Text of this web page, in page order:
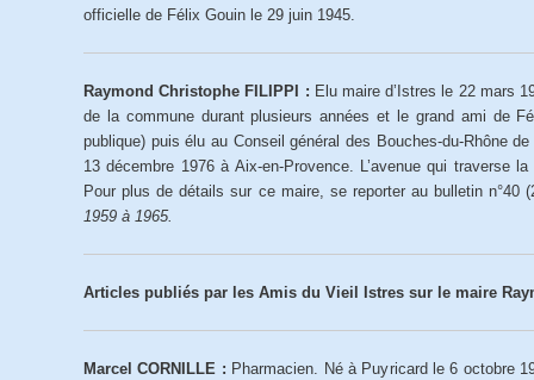
officielle de Félix Gouin le 29 juin 1945.
Raymond Christophe FILIPPI : Elu maire d’Istres le 22 mars
de la commune durant plusieurs années et le grand ami de
publique) puis élu au Conseil général des Bouches-du-Rhône
13 décembre 1976 à Aix-en-Provence. L’avenue qui traverse
Pour plus de détails sur ce maire, se reporter au bulletin n°40
1959 à 1965.
Articles publiés par les Amis du Vieil Istres sur le maire
Marcel CORNILLE : Pharmacien. Né à Puyricard le 6 octobre